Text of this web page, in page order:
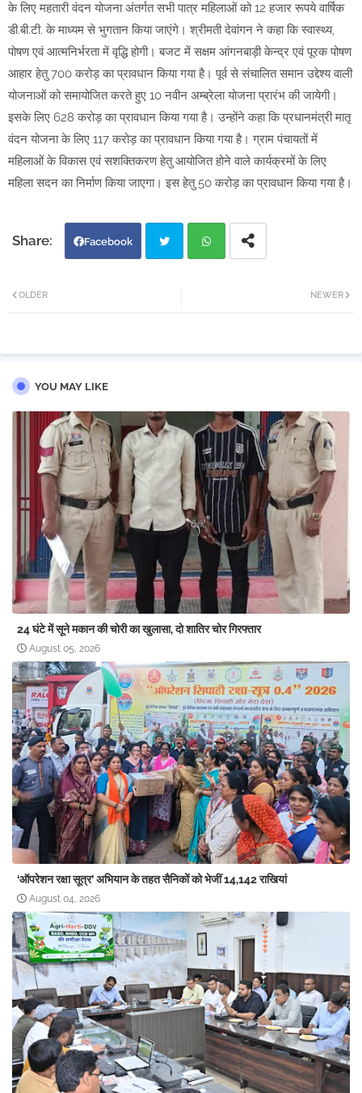
के लिए महतारी वंदन योजना अंतर्गत सभी पात्र महिलाओं को 12 हजार रूपये वार्षिक
डी.बी.टी. के माध्यम से भुगतान किया जाएंगे। श्रीमती देवांगन ने कहा कि स्वास्थ्य,
पोषण एवं आत्मनिर्भरता में वृद्धि होगी। बजट में सक्षम आंगनबाड़ी केन्द्र एवं पूरक पोषण
आहार हेतु 700 करोड़ का प्रावधान किया गया है। पूर्व से संचालित समान उद्देश्य वाली
योजनाओं को समायोजित करते हुए 10 नवीन अम्ब्रेला योजना प्रारंभ की जायेगी।
इसके लिए 628 करोड़ का प्रावधान किया गया है। उन्होंने कहा कि प्रधानमंत्री मातृ
वंदन योजना के लिए 117 करोड़ का प्रावधान किया गया है। ग्राम पंचायतों में
महिलाओं के विकास एवं सशक्तिकरण हेतु आयोजित होने वाले कार्यक्रमों के लिए
महिला सदन का निर्माण किया जाएगा। इस हेतु 50 करोड़ का प्रावधान किया गया है।
Facebook
pp
NEWER
OLDER
YOU MAY LIKE
24 घंटे में सूने मकान की चोरी का खुलासा, दो शातिर चोर गिरफ्तार
August 05, 2026
‘ऑपरेशन रक्षा सूत्र’ अभियान के तहत सैनिकों को भेजीं 14,142 राखियां
August 04, 2026